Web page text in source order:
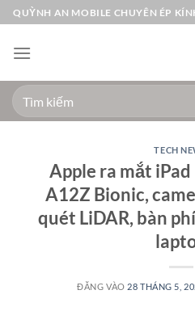
Bỏ
qua
nội
QUỲNH AN MOBILE CHUYÊN ÉP
Tìm
kiếm:
TECH
Apple ra mắt
A12Z Bionic,
quét LiDAR, bàn
ĐĂNG VÀO 28 THÁNG 5,